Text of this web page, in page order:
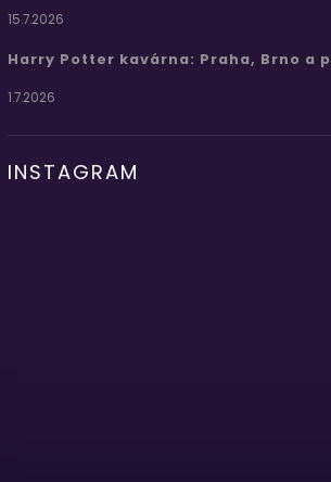
15.7.2026
Harry Potter kavárna: Praha, Brno a
1.7.2026
INSTAGRAM